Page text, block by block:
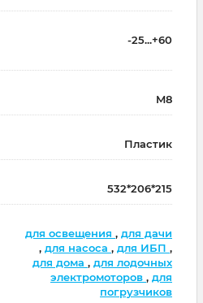
-25...+60
M8
Пластик
532*206*215
для освещения , для дачи
, для насоса , для ИБП ,
для дома , для лодочных
электромоторов , для
погрузчиков